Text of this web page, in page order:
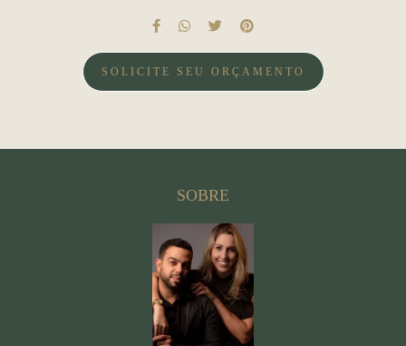
SOLICITE SEU ORÇAMENTO
SOBRE